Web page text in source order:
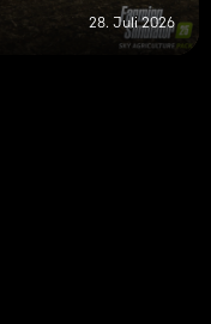
28. Juli 2026